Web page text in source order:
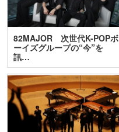
82MAJOR 次世代K-POPボ
ーイズグループの“今”を
訊…